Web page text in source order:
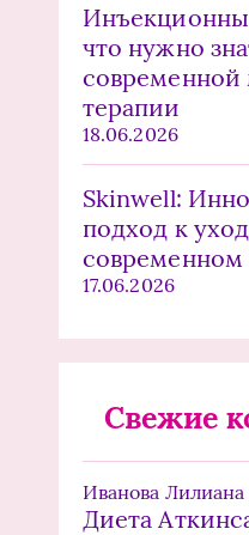
что нужно
терапии
18.06.2026
Skinwell:
подход к
17.06.2026
Свежие
Иванова Лилиана
Диета